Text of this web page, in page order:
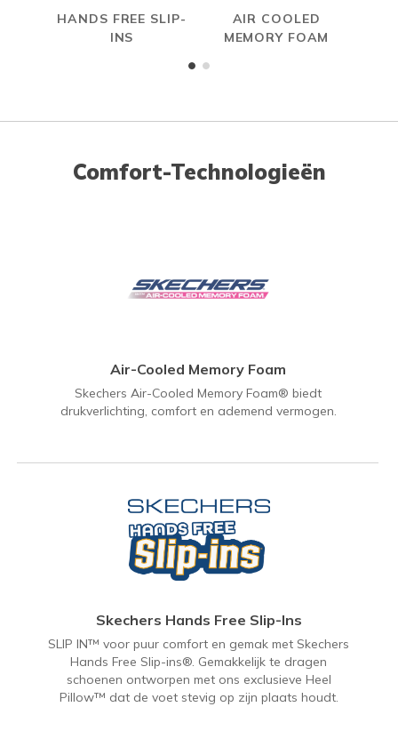
HANDS FREE SLIP-
INS
AIR COOLED
MEMORY FOAM
Comfort-Technologieën
Air-Cooled Memory Foam
Skechers Air-Cooled Memory Foam® biedt
drukverlichting, comfort en ademend vermogen.
Skechers Hands Free Slip-Ins
SLIP IN™ voor puur comfort en gemak met Skechers
Hands Free Slip-ins®. Gemakkelijk te dragen
schoenen ontworpen met ons exclusieve Heel
Pillow™ dat de voet stevig op zijn plaats houdt.